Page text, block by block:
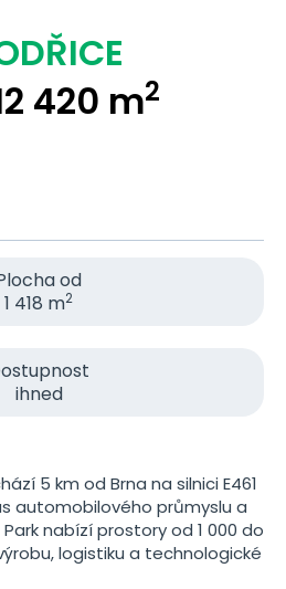
420 m2
od
1 418 m2
ihned
5 km od Brna na silnici E461
automobilového průmyslu a
nabízí prostory od 1 000 do
logistiku a technologické